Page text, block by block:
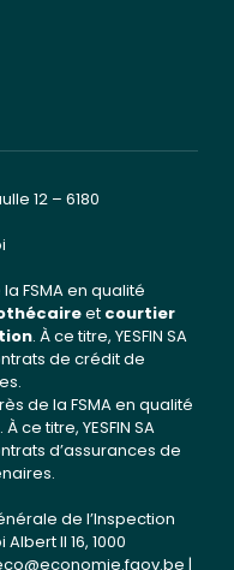
12 – 6180
FSMA en qualité
et courtier
. À ce titre, YESFIN SA
de crédit de
de la FSMA en qualité
. À ce titre, YESFIN SA
d’assurances de
de l’Inspection
II 16, 1000
|